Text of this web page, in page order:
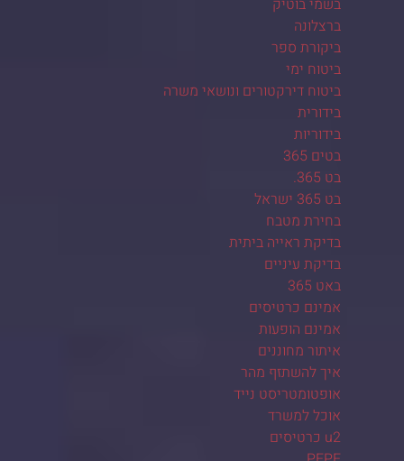
ברצלונה
ביקורת ספר
ביטוח ימי
ביטוח דירקטורים ונושאי משרה
בידורית
בידוריות
בטים 365
בט 365.
בט 365 ישראל
בחירת מטבח
בדיקת ראייה ביתית
בדיקת עיניים
באט 365
אמינם כרטיסים
אמינם הופעות
איתור מחוננים
איך להשתזף מהר
אופטומטריסט נייד
אוכל למשרד
u2 כרטיסים